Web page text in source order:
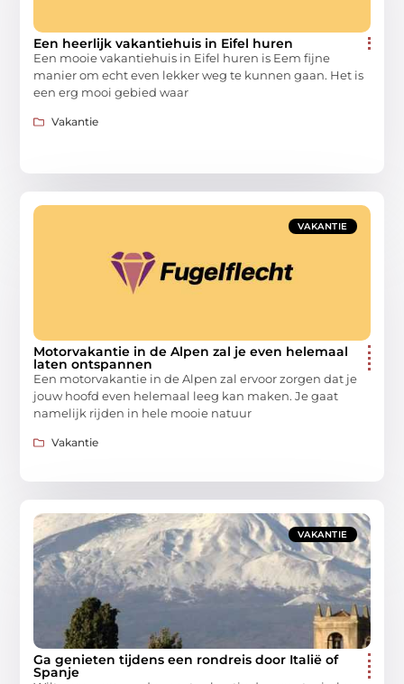
Een heerlijk vakantiehuis in Eifel huren
Een mooie vakantiehuis in Eifel huren is Eem fijne
manier om echt even lekker weg te kunnen gaan. Het is
een erg mooi gebied waar
Vakantie
VAKANTIE
Motorvakantie in de Alpen zal je even helemaal
laten ontspannen
Een motorvakantie in de Alpen zal ervoor zorgen dat je
jouw hoofd even helemaal leeg kan maken. Je gaat
namelijk rijden in hele mooie natuur
Vakantie
VAKANTIE
Ga genieten tijdens een rondreis door Italië of
Spanje